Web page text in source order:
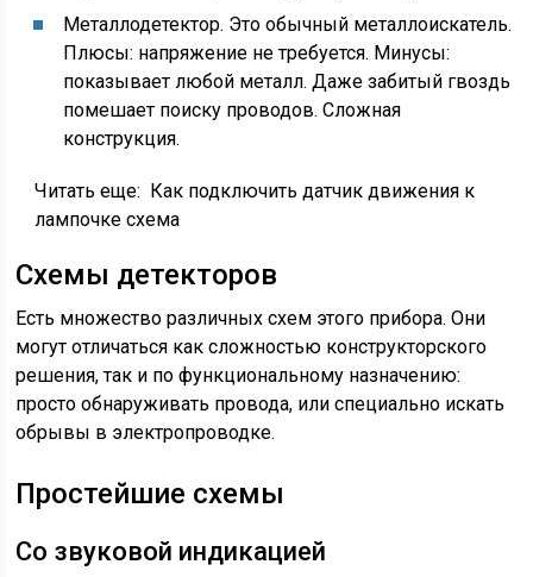
Металлодетектор. Это обычный металлоискатель.
Плюсы: напряжение не требуется. Минусы:
показывает любой металл. Даже забитый гвоздь
помешает поиску проводов. Сложная
конструкция.
Читать еще: Как подключить датчик движения к
лампочке схема
Схемы детекторов
Есть множество различных схем этого прибора. Они
могут отличаться как сложностью конструкторского
решения, так и по функциональному назначению:
просто обнаруживать провода, или специально искать
обрывы в электропроводке.
Простейшие схемы
Со звуковой индикацией